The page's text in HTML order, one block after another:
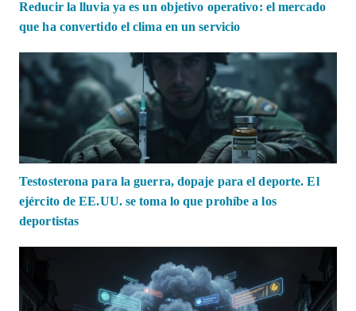
Reducir la lluvia ya es un objetivo operativo: el mercado
que ha convertido el clima en un servicio
Testosterona para la guerra, dopaje para el deporte. El
ejército de EE.UU. se toma lo que prohíbe a los
deportistas